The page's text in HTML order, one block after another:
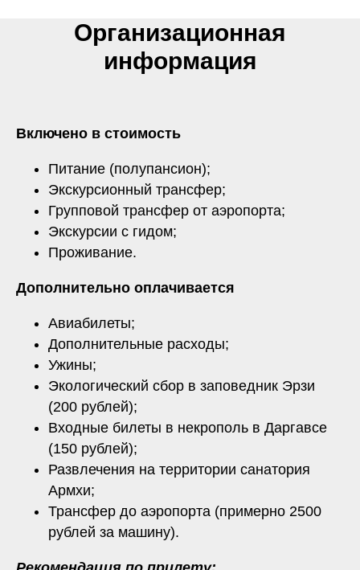
Организационная
информация
Включено в стоимость
Питание (полупансион);
Экскурсионный трансфер;
Групповой трансфер от аэропорта;
Экскурсии с гидом;
Проживание.
Дополнительно оплачивается
Авиабилеты;
Дополнительные расходы;
Ужины;
Экологический сбор в заповедник Эрзи
(200 рублей);
Входные билеты в некрополь в Даргавсе
(150 рублей);
Развлечения на территории санатория
Армхи;
Трансфер до аэропорта (примерно 2500
рублей за машину).